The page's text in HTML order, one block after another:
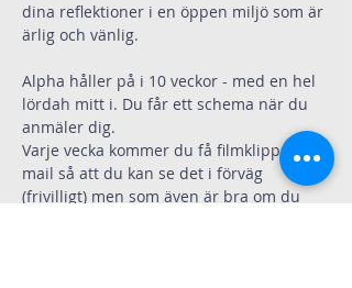
dina reflektioner i en öppen miljö som är
ärlig och vänlig.
Alpha håller på i 10 veckor - med en hel
lördah mitt i. Du får ett schema när du
anmäler dig.
Varje vecka kommer du få filmklippen på
mail så att du kan se det i förväg
(frivilligt) men som även är bra om du